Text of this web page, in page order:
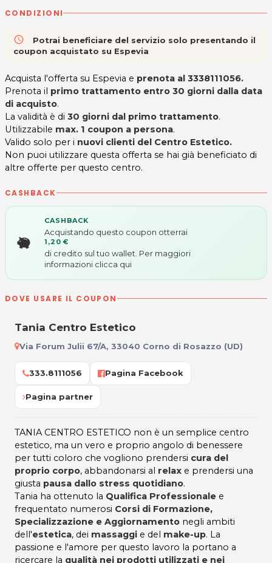
CONDIZIONI
access_time
Potrai beneficiare del servizio solo presentando il
coupon acquistato su Espevia
Acquista l'offerta su Espevia e prenota al 3338111056.
Prenota il primo trattamento entro 30 giorni dalla data
di acquisto.
La validità è di 30 giorni dal primo trattamento.
Utilizzabile max. 1 coupon a persona.
Valido solo per i nuovi clienti del Centro Estetico.
Non puoi utilizzare questa offerta se hai già beneficiato di
altre offerte per questo centro.
CASHBACK
CASHBACK
Acquistando questo coupon otterrai
1,20 €
di credito sul tuo wallet. Per maggiori
informazioni clicca qui
DOVE USARE IL COUPON
Tania Centro Estetico
Via Forum Julii 67/A, 33040 Corno di Rosazzo (UD)
333.8111056 Pagina Facebook
Pagina partner
TANIA CENTRO ESTETICO non è un semplice centro
estetico, ma un vero e proprio angolo di benessere
per tutti coloro che vogliono prendersi cura del
proprio corpo, abbandonarsi al relax e prendersi una
giusta pausa dallo stress quotidiano.
Tania ha ottenuto la Qualifica Professionale e
frequentato numerosi Corsi di Formazione,
Specializzazione e Aggiornamento negli ambiti
dell'estetica, dei massaggi e del make-up. La
passione e l'amore per questo lavoro la portano a
ricercare la qualità nei prodotti utilizzati e nei